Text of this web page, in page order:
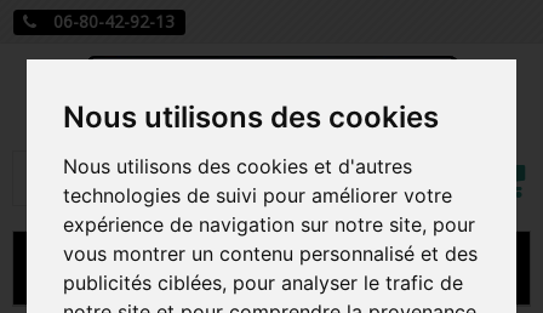
Nous utilisons des cookies
Nous utilisons des cookies et d'autres
technologies de suivi pour améliorer votre
expérience de navigation sur notre site, pour
vous montrer un contenu personnalisé et des
publicités ciblées, pour analyser le trafic de
06-80-42-92-13
Rechercher
Mon
MENU